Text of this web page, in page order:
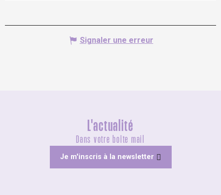
Signaler une erreur
L'actualité
Dans votre boîte mail
Je m'inscris à la newsletter